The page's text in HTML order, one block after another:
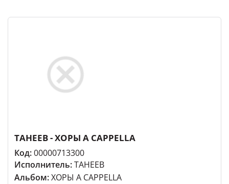
ТАНЕЕВ - ХОРЫ A CAPPELLA
Код:00000713300
Исполнитель:ТАНЕЕВ
Альбом:ХОРЫ A CAPPELLA